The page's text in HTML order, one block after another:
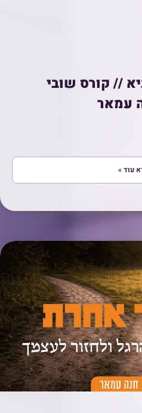
// קורס שובי
עמאר
עוד »